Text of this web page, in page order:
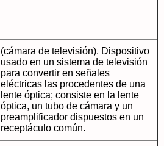
(cámara de televisión). Dispositivo
usado en un sistema de televisión
para convertir en señales
eléctricas las procedentes de una
lente óptica; consiste en la lente
óptica, un tubo de cámara y un
preamplificador dispuestos en un
receptáculo común.